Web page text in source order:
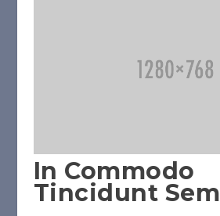
In Commodo
Tincidunt Sem